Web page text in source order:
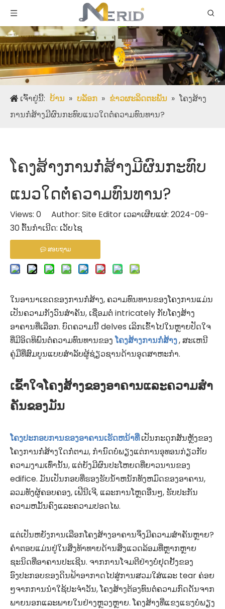
ເຈົ້າຢູ່ນີ້: ບ້ານ » ບລັອກ » ຂ່າວຜະລິດຕະພັນ » ໂຄງສ້າງ
ການກໍ່ສ້າງມີຜົນກະທົບແນວໃດຕໍ່ຄວາມທົນທານ?
ໂຄງສ້າງການກໍ່ສ້າງມີຜົນກະທົບ
ແນວໃດຕໍ່ຄວາມທົນທານ?
Views: 0 Author: Site Editor ເວລາເຜີຍແຜ່: 2024-09-
30 ຕົ້ນກໍາເນີດ: ເວັບໄຊ
ສອບຖາມ
ໃນອານາເຂດຂອງການກໍ່ສ້າງ, ຄວາມທົນທານຂອງໂຄງການແມ່ນ
ເປັນຄວາມກັງວົນສໍາຄັນ, ເຊື່ອມຕໍ່ intricately ກັບໂຄງສ້າງ
ອາຄານທີ່ເລືອກ. ບົດຄວາມນີ້ delves ເລິກເຂົ້າໄປໃນຫຼາຍປັດໃຈ
ທີ່ມີອິດທິພົນຕໍ່ຄວາມທົນທານຂອງໂຄງສ້າງການກໍ່ສ້າງ, ສະເຫນີ
ຄູ່ມືທີ່ສົມບູນແບບສໍາລັບຜູ້ຊ່ຽວຊານດ້ານອຸດສາຫະກໍາ.
ເຂົ້າໃຈໂຄງສ້າງຂອງອາຄານແລະຄວາມສໍາ
ຄັນຂອງມັນ
ໂຄງປະກອບການຂອງອາຄານເຮັດຫນ້າທີ່ເປັນກະດູກສັນຫຼັງຂອງ
ໂຄງການກໍ່ສ້າງໃດກໍ່ຕາມ, ກໍານົດບໍ່ພຽງແຕ່ການອຸທອນກ່ຽວກັບ
ຄວາມງາມເທົ່ານັ້ນ, ແຕ່ຍັງມີຜົນປະໂຫຍດທີ່ຍາວນານຂອງ
edifice. ມັນເປັນກອບທີ່ຮອງຮັບນ້ໍາຫນັກທັງຫມົດຂອງອາຄານ,
ລວມທັງຜູ້ຄອບຄອງ, ເຟີນີເຈີ, ແລະການໂຫຼດອື່ນໆ, ຮັບປະກັນ
ຄວາມຫມັ້ນຄົງແລະຄວາມປອດໄພ.
ແຕ່ເປັນຫຍັງການເລືອກໂຄງສ້າງອາຄານຈຶ່ງມີຄວາມສຳຄັນຫຼາຍ?
ຄໍາຕອບແມ່ນຢູ່ໃນສິ່ງທ້າທາຍດ້ານສິ່ງແວດລ້ອມທີ່ຫຼາກຫຼາຍ
ຊະນິດທີ່ອາຄານປະເຊີນ. ຈາກການໂຈມຕີຢ່າງບໍ່ຢຸດຢັ້ງຂອງ
ອົງປະກອບຂອງດິນຟ້າອາກາດໄປສູ່ການສວມໃສ່ແລະ tear ຄ່ອຍ
ໆຈາກການນໍາໃຊ້ປະຈໍາວັນ, ໂຄງສ້າງຕ້ອງທົນຕໍ່ຄວາມກົດດັນຈາກ
ພາຍນອກແລະພາຍໃນຢ່າງຫຼວງຫຼາຍ. ໂຄງສ້າງທີ່ແຂງແຮງບໍ່ພຽງ